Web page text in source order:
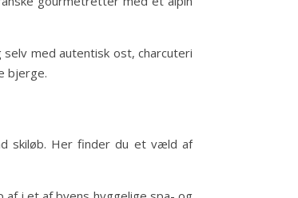
med autentisk ost, charcuteri
bjerge.
skiløb. Her finder du et væld af